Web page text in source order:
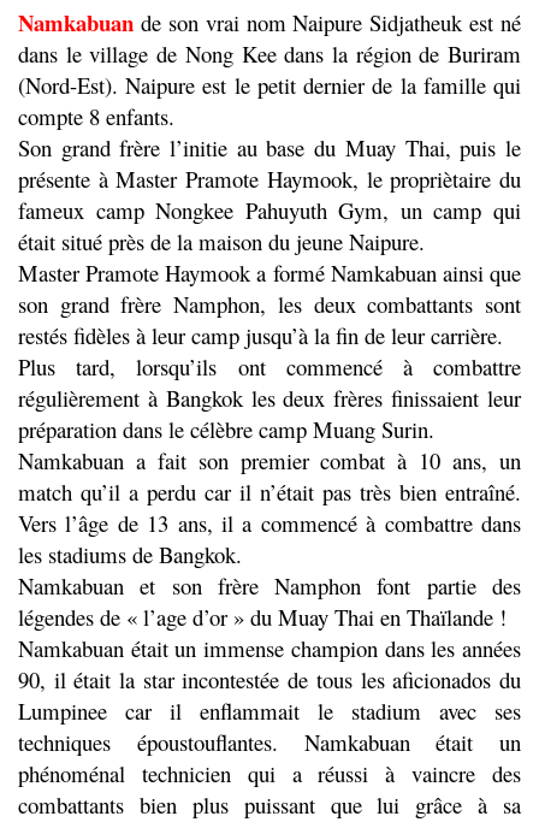
Namkabuan de son vrai nom Naipure Sidjatheuk est né
dans le village de Nong Kee dans la région de Buriram
(Nord-Est). Naipure est le petit dernier de la famille qui
compte 8 enfants.
Son grand frère l’initie au base du Muay Thai, puis le
présente à Master Pramote Haymook, le propriètaire du
fameux camp Nongkee Pahuyuth Gym, un camp qui
était situé près de la maison du jeune Naipure.
Master Pramote Haymook a formé Namkabuan ainsi que
son grand frère Namphon, les deux combattants sont
restés fidèles à leur camp jusqu’à la fin de leur carrière.
Plus tard, lorsqu’ils ont commencé à combattre
régulièrement à Bangkok les deux frères finissaient leur
préparation dans le célèbre camp Muang Surin.
Namkabuan a fait son premier combat à 10 ans, un
match qu’il a perdu car il n’était pas très bien entraîné.
Vers l’âge de 13 ans, il a commencé à combattre dans
les stadiums de Bangkok.
Namkabuan et son frère Namphon font partie des
légendes de « l’age d’or » du Muay Thai en Thaïlande !
Namkabuan était un immense champion dans les années
90, il était la star incontestée de tous les aficionados du
Lumpinee car il enflammait le stadium avec ses
techniques époustouflantes. Namkabuan était un
phénoménal technicien qui a réussi à vaincre des
combattants bien plus puissant que lui grâce à sa